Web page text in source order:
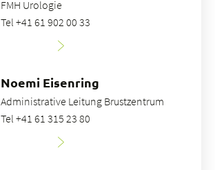
FMH Urologie
Tel +41 61 902 00 33
Noemi Eisenring
Administrative Leitung Brustzentrum
Tel +41 61 315 23 80